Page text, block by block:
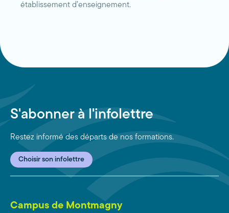
établissement d’enseignement.
S'abonner à l'infolettre
Restez informé des départs de nos formations.
Choisir son infolettre
Campus de Montmagny